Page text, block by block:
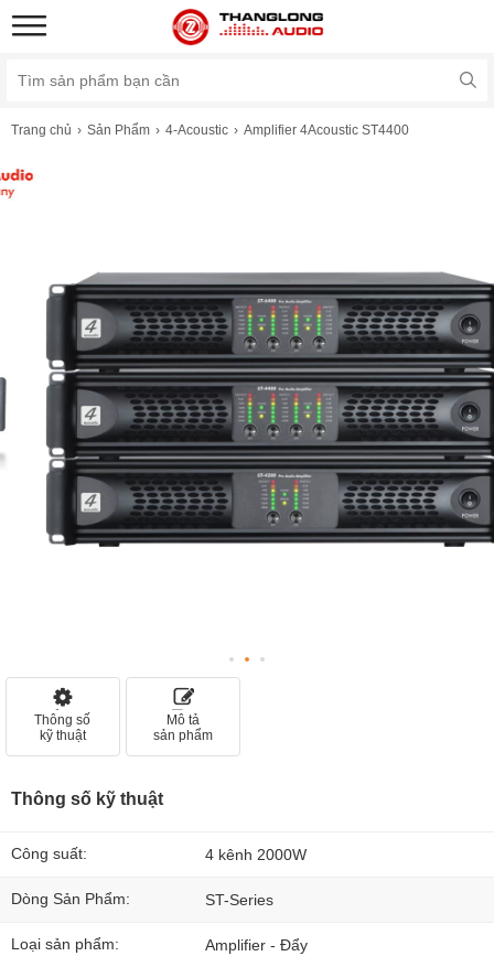
Trang chủ Sản Phẩm 4-Acoustic Amplifier 4Acoustic ST4400
Thông số
kỹ thuật
Mô tả
sản phẩm
Thông số kỹ thuật
Công suất: 4 kênh 2000W
Dòng Sản Phẩm: ST-Series
Loại sản phẩm: Amplifier - Đẩy